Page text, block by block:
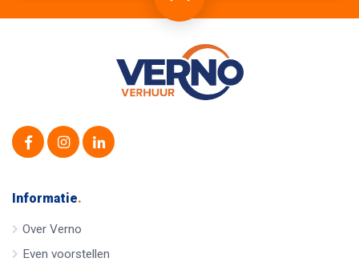
Informatie.
Over Verno
Even voorstellen